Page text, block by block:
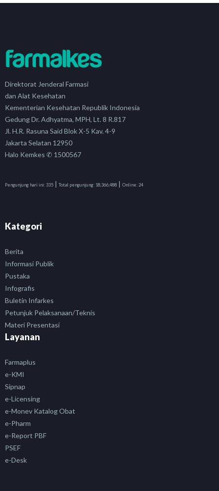
Direktorat Jenderal Farmasi
dan Alat Kesehatan
Kementerian Kesehatan Republik Indonesia
Gedung Dr. Adhyatma, MPH, Lt. 8 R.817
Jl. H.R. Rasuna Said Blok X-5 Kav. 4-9
Jakarta Selatan 12950
Halo Kemkes ✆ 1500567
Pengunjung hari ini: 335 | Total pengunjung: 18,366,488 | Online: 24
Kategori
Berita
Informasi Publik
Pustaka
Infografis
Buletin Infarkes
Petunjuk Pelaksanaan/Teknis
Materi Presentasi
Layanan
Farmaplus
e-KMI
Sipnap
e-Licensing
e-Monev Katalog Obat
e-Pharm
e-Report PBF
PSEF
e-Desk